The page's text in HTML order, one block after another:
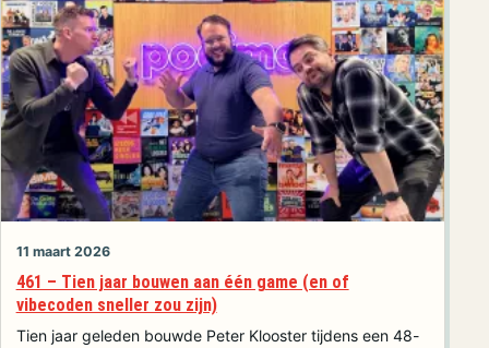
11 maart 2026
461 – Tien jaar bouwen aan één game (en of
vibecoden sneller zou zijn)
Tien jaar geleden bouwde Peter Klooster tijdens een 48-